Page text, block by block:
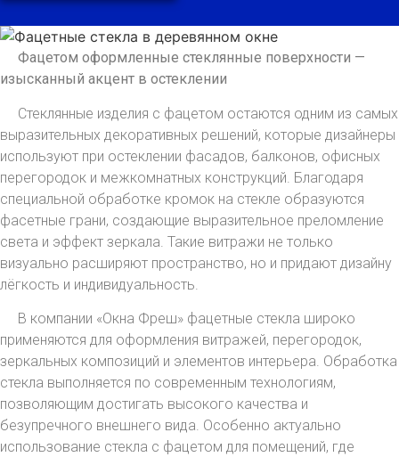
Фацетом оформленные стеклянные поверхности —
изысканный акцент в остеклении
Стеклянные изделия с фацетом остаются одним из самых
выразительных декоративных решений, которые дизайнеры
используют при остеклении фасадов, балконов, офисных
перегородок и межкомнатных конструкций. Благодаря
специальной обработке кромок на стекле образуются
фасетные грани, создающие выразительное преломление
света и эффект зеркала. Такие витражи не только
визуально расширяют пространство, но и придают дизайну
лёгкость и индивидуальность.
В компании «Окна Фреш» фацетные стекла широко
применяются для оформления витражей, перегородок,
зеркальных композиций и элементов интерьера. Обработка
стекла выполняется по современным технологиям,
позволяющим достигать высокого качества и
безупречного внешнего вида. Особенно актуально
использование стекла с фацетом для помещений, где